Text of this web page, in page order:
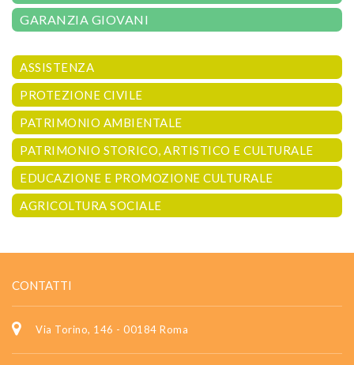
GARANZIA GIOVANI
ASSISTENZA
PROTEZIONE CIVILE
PATRIMONIO AMBIENTALE
PATRIMONIO STORICO, ARTISTICO E CULTURALE
EDUCAZIONE E PROMOZIONE CULTURALE
AGRICOLTURA SOCIALE
CONTATTI
Via Torino, 146 - 00184 Roma